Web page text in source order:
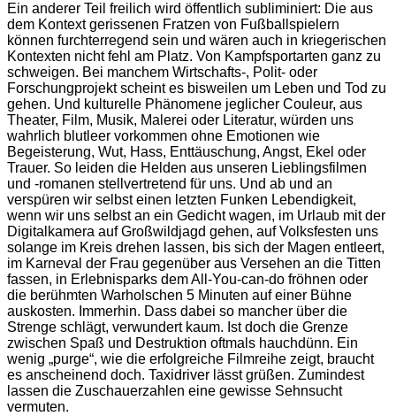
Ein anderer Teil freilich wird öffentlich subliminiert: Die aus
dem Kontext gerissenen Fratzen von Fußballspielern
können furchterregend sein und wären auch in kriegerischen
Kontexten nicht fehl am Platz. Von Kampfsportarten ganz zu
schweigen. Bei manchem Wirtschafts-, Polit- oder
Forschungprojekt scheint es bisweilen um Leben und Tod zu
gehen. Und kulturelle Phänomene jeglicher Couleur, aus
Theater, Film, Musik, Malerei oder Literatur, würden uns
wahrlich blutleer vorkommen ohne Emotionen wie
Begeisterung, Wut, Hass, Enttäuschung, Angst, Ekel oder
Trauer. So leiden die Helden aus unseren Lieblingsfilmen
und -romanen stellvertretend für uns. Und ab und an
verspüren wir selbst einen letzten Funken Lebendigkeit,
wenn wir uns selbst an ein Gedicht wagen, im Urlaub mit der
Digitalkamera auf Großwildjagd gehen, auf Volksfesten uns
solange im Kreis drehen lassen, bis sich der Magen entleert,
im Karneval der Frau gegenüber aus Versehen an die Titten
fassen, in Erlebnisparks dem All-You-can-do fröhnen oder
die berühmten Warholschen 5 Minuten auf einer Bühne
auskosten. Immerhin. Dass dabei so mancher über die
Strenge schlägt, verwundert kaum. Ist doch die Grenze
zwischen Spaß und Destruktion oftmals hauchdünn. Ein
wenig „purge“, wie die erfolgreiche Filmreihe zeigt, braucht
es anscheinend doch. Taxidriver lässt grüßen. Zumindest
lassen die Zuschauerzahlen eine gewisse Sehnsucht
vermuten.